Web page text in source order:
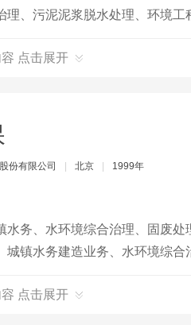
、污泥泥浆脱水处理、环境工
器、机械格栅系列等。
点击展开
份有限公司 北京 1999年
务、水环境综合治理、固废
镇水务建造业务、水环境综合
点击展开